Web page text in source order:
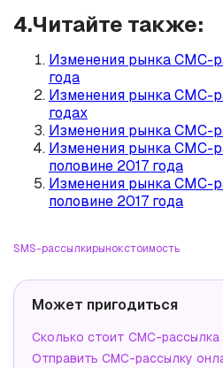
4.Читайте также:
Изменения рынка СМС-
года
Изменения рынка СМС-
годах
Изменения рынка СМС-
Изменения рынка СМС-
половине 2017 года
Изменения рынка СМС-
половине 2017 года
SMS-рассылкирынокстоимость
Может пригодиться
Сколько стоит СМС-рассылка
Отправить СМС-рассылку